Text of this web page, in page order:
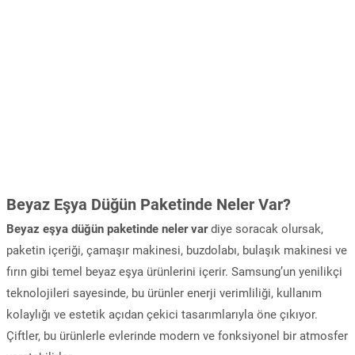
Beyaz Eşya Düğün Paketinde Neler Var?
Beyaz eşya düğün paketinde neler vardiye soracak olursak,
paketin içeriği, çamaşır makinesi, buzdolabı, bulaşık makinesi ve
fırın gibi temel beyaz eşya ürünlerini içerir. Samsung’un yenilikçi
teknolojileri sayesinde, bu ürünler enerji verimliliği, kullanım
kolaylığı ve estetik açıdan çekici tasarımlarıyla öne çıkıyor.
Çiftler, bu ürünlerle evlerinde modern ve fonksiyonel bir atmosfer